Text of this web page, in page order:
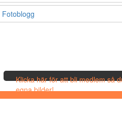
Fotoblogg
Klicka här för att bli medlem så
egna bilder!